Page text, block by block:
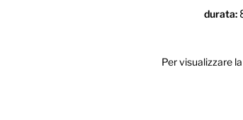
durata:
Per visualizzare